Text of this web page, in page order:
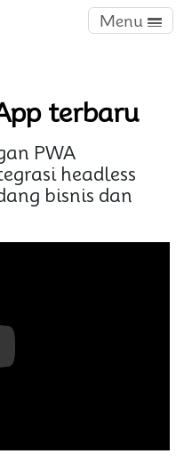
Menu
terbaru
PWA
headless
bisnis dan